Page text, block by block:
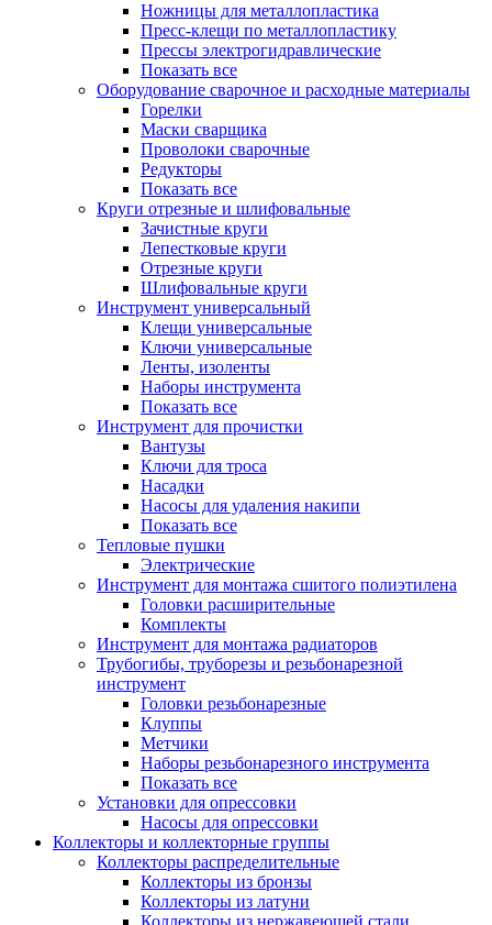
Ножницы для металлопластика
Пресс-клещи по металлопластику
Прессы электрогидравлические
Показать все
Оборудование сварочное и расходные материалы
Горелки
Маски сварщика
Проволоки сварочные
Редукторы
Показать все
Круги отрезные и шлифовальные
Зачистные круги
Лепестковые круги
Отрезные круги
Шлифовальные круги
Инструмент универсальный
Клещи универсальные
Ключи универсальные
Ленты, изоленты
Наборы инструмента
Показать все
Инструмент для прочистки
Вантузы
Ключи для троса
Насадки
Насосы для удаления накипи
Показать все
Тепловые пушки
Электрические
Инструмент для монтажа сшитого полиэтилена
Головки расширительные
Комплекты
Инструмент для монтажа радиаторов
Трубогибы, труборезы и резьбонарезной
инструмент
Головки резьбонарезные
Клуппы
Метчики
Наборы резьбонарезного инструмента
Показать все
Установки для опрессовки
Насосы для опрессовки
Коллекторы и коллекторные группы
Коллекторы распределительные
Коллекторы из бронзы
Коллекторы из латуни
Коллекторы из нержавеющей стали